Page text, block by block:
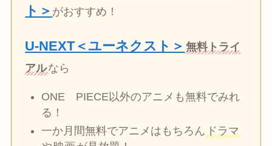
ト＞ がおすすめ！
U-NEXT＜ユーネクスト＞ 無料トライ
アルなら
ONE PIECE以外のアニメも無料でみれ
る！
一か月間無料でアニメはもちろん ドラマ